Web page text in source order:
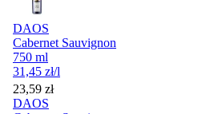
DAOS
Cabernet Sauvignon
750 ml
31,45 zł/l
Cena
23,59 zł
DAOS